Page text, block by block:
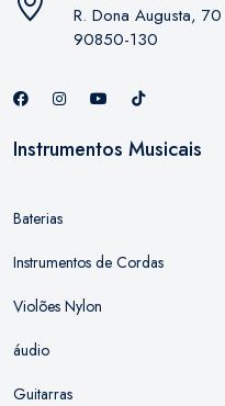
R. Dona Augusta,
90850-130
Instrumentos Musicais
Baterias
Instrumentos de Cordas
Violões Nylon
áudio
Guitarras